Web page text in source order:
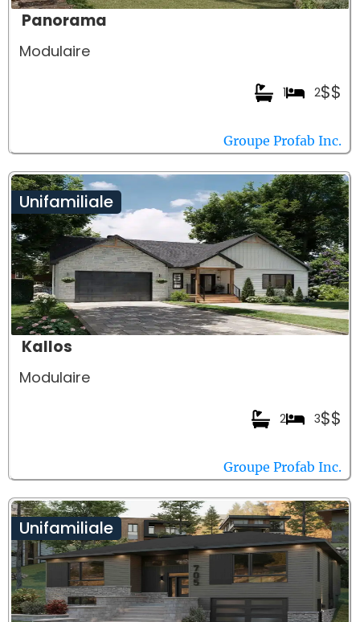
Panorama
Modulaire
$$
2
1
Groupe Profab Inc.
Unifamiliale
Kallos
Modulaire
$$
3
2
Groupe Profab Inc.
Unifamiliale